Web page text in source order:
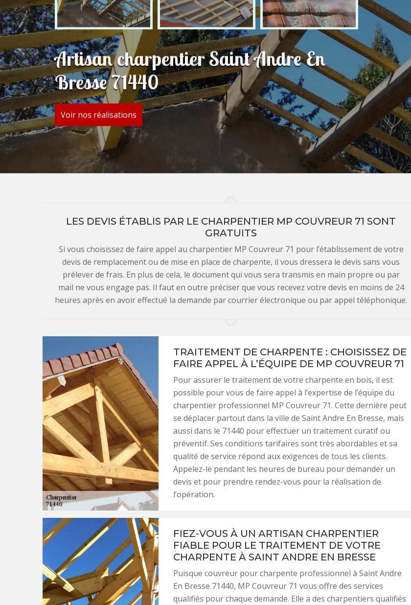
Artisan charpentier Saint Andre En
Bresse 71440
Voir nos réalisations
LES DEVIS ÉTABLIS PAR LE CHARPENTIER MP COUVREUR 71 SONT
GRATUITS
Si vous choisissez de faire appel au charpentier MP Couvreur 71 pour l’établissement de votre
devis de remplacement ou de mise en place de charpente, il vous dressera le devis sans vous
prélever de frais. En plus de cela, le document qui vous sera transmis en main propre ou par
mail ne vous engage pas. Il faut en outre préciser que vous recevez votre devis en moins de 24
heures après en avoir effectué la demande par courrier électronique ou par appel téléphonique.
TRAITEMENT DE CHARPENTE : CHOISISSEZ DE
FAIRE APPEL À L’ÉQUIPE DE MP COUVREUR 71
Pour assurer le traitement de votre charpente en bois, il est
possible pour vous de faire appel à l’expertise de l’équipe du
charpentier professionnel MP Couvreur 71. Cette dernière peut
se déplacer partout dans la ville de Saint Andre En Bresse, mais
aussi dans le 71440 pour effectuer un traitement curatif ou
préventif. Ses conditions tarifaires sont très abordables et sa
qualité de service répond aux exigences de tous les clients.
Appelez-le pendant les heures de bureau pour demander un
devis et pour prendre rendez-vous pour la réalisation de
l’opération.
FIEZ-VOUS À UN ARTISAN CHARPENTIER
FIABLE POUR LE TRAITEMENT DE VOTRE
CHARPENTE À SAINT ANDRE EN BRESSE
Puisque couvreur pour charpente professionnel à Saint Andre
En Bresse 71440, MP Couvreur 71 vous offre des services
qualifiés pour chaque demande. Elle a des charpentiers qualifiés